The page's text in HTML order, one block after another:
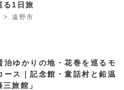
る1日旅
> 遠野市
治ゆかりの地・花巻を巡るモ
ース｜記念館・童話村と鉛温
三旅館」